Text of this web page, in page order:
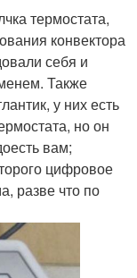
термостата,
конвектора
себя и
Также
у них есть
но он
вам;
цифровое
разве что по